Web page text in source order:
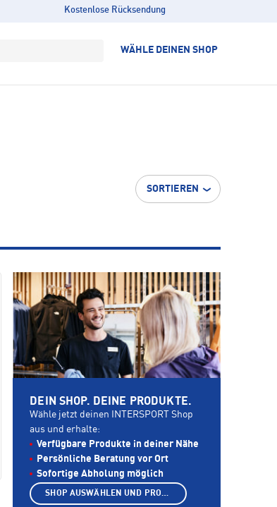
Kostenlose Rücksendung
WÄHLE DEINEN SHOP
SORTIEREN
DEIN SHOP. DEINE PRODUKTE.
Wähle jetzt deinen INTERSPORT Shop
aus und erhalte:
Verfügbare Produkte in deiner Nähe
Persönliche Beratung vor Ort
Sofortige Abholung möglich
SHOP AUSWÄHLEN UND PRODUKTE ANZEIGEN